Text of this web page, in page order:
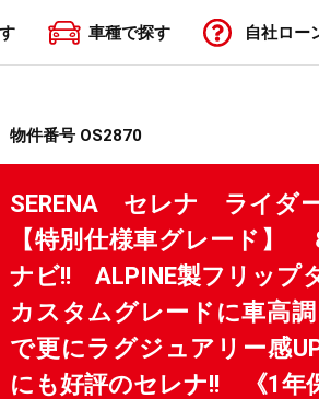
車種で探す 自社ロー
物件番号 OS2870
SERENA セレナ ライダ
【特別仕様車グレード】
ナビ!! ALPINE製フリップ
カスタムグレードに車高
で更にラグジュアリー感
にも好評のセレナ!! 《1年